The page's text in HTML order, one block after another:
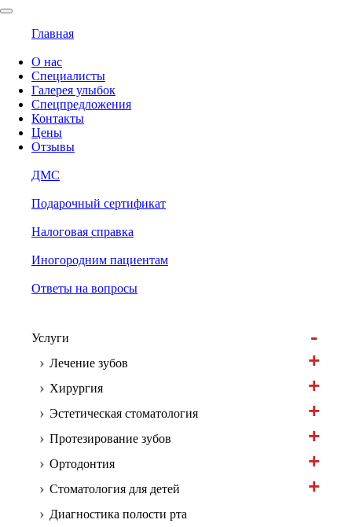
Главная
О нас
Специалисты
Галерея улыбок
Спецпредложения
Контакты
Цены
Отзывы
ДМС
Подарочный сертификат
Налоговая справка
Иногородним пациентам
Ответы на вопросы
Услуги
Лечение зубов
Хирургия
Эстетическая стоматология
Протезирование зубов
Ортодонтия
Стоматология для детей
Диагностика полости рта